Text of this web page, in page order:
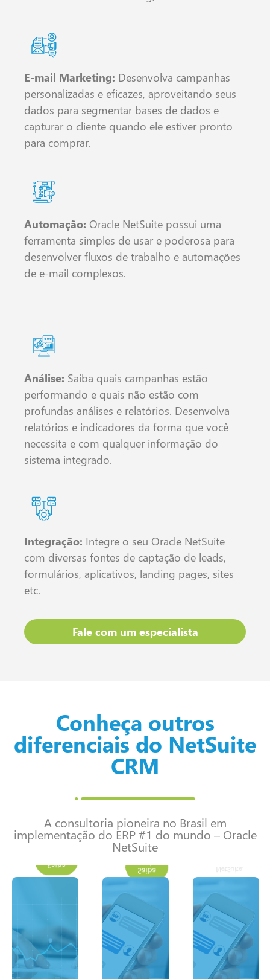
E-mail Marketing: Desenvolva campanhas
personalizadas e eficazes, aproveitando seus
dados para segmentar bases de dados e
capturar o cliente quando ele estiver pronto
para comprar.
Automação: Oracle NetSuite possui uma
ferramenta simples de usar e poderosa para
desenvolver fluxos de trabalho e automações
de e-mail complexos.
Análise: Saiba quais campanhas estão
performando e quais não estão com
profundas análises e relatórios. Desenvolva
relatórios e indicadores da forma que você
necessita e com qualquer informação do
sistema integrado.
Integração: Integre o seu Oracle NetSuite
com diversas fontes de captação de leads,
formulários, aplicativos, landing pages, sites
etc.
Fale com um especialista
Conheça outros
diferenciais do NetSuite
CRM
A consultoria pioneira no Brasil em
implementação do ERP #1 do mundo – Oracle
NetSuite
de
relatórios
bem
construídos
Saiba
campaigns
– all
leveraging
Oracle
NetSuite's
unified
enterprise
Saiba
mais
– tudo
isso
aproveitando
informações
corporativas
e
unificadas
NetSuite.
mais